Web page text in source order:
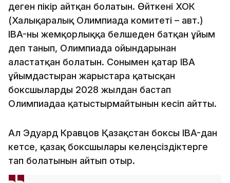
деген пікір айтқан болатын. Өйткені ХОК
(Халықаралық Олимпиада комитеті – авт.)
IBA-ны жемқорлыққа белшеден батқан ұйым
деп танып, Олимпиада ойындарынан
аластатқан болатын. Сонымен қатар IBA
ұйымдастырған жарыстарға қатысқан
боксшыларды 2028 жылдан бастап
Олимпиадаға қатыстырмайтынын кесіп айтты.
Ал Эдуард Кравцов Қазақстан боксы IBA-дан
кетсе, қазақ боксшылары келеңсіздіктерге
тап болатынын айтып отыр.